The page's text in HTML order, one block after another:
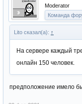
Moderator
Команда
Lito сказал(а): ↑
На сервере каждый
онлайн 150 человек.
предположение имело